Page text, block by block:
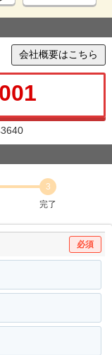
会社概要はこちら
3
完了
必須